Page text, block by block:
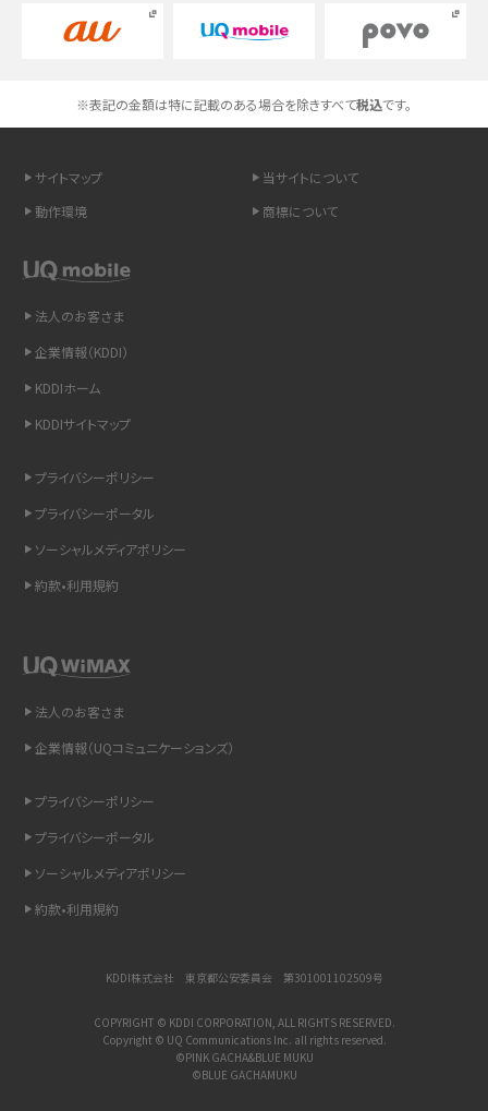
スマホのネット通信速度が遅い原因は？すぐできる対処法や見直すポイントを解
iCloudの使用容量を減らす9つの方法！使用状況の確認手順も紹介
インスタのDMの送り方は？便利機能の使い方や注意点をわかりやすく解説
Bluetooth®とは？Wi-Fiとの違いやスマホ・PCとの接続方法を解説
詳しく解説
Wi-Fiを快適に使うための速度はどれくらい？用途別の目安・回線ごとの平均を
LINEの着信音や通知音の設定・変更方法を解説！鳴らない場合の対処法も紹介
ASMRとは？意味や動画の種類、楽しみ方を紹介
※表記の金額は特に記載のある場合を除きすべて税込です。
サイトマップ
当サイトについて
動作環境
商標について
法人のお客さま
企業情報（KDDI）
KDDIホーム
KDDIサイトマップ
プライバシーポリシー
プライバシーポータル
ソーシャルメディアポリシー
約款•利用規約
法人のお客さま
企業情報（UQコミュニケーションズ）
プライバシーポリシー
プライバシーポータル
ソーシャルメディアポリシー
約款•利用規約
KDDI株式会社 東京都公安委員会 第301001102509号
COPYRIGHT © KDDI CORPORATION, ALL RIGHTS RESERVED.
Copyright © UQ Communications Inc. all rights reserved.
©PINK GACHA&BLUE MUKU
©BLUE GACHAMUKU